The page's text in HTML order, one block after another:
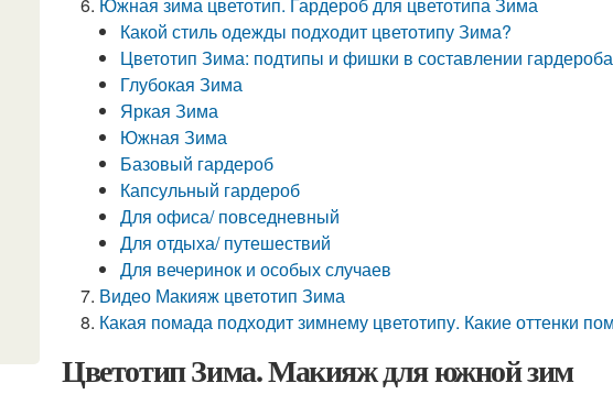
Какой стиль одежды подходит цветотипу Зима?
Цветотип Зима: подтипы и фишки в составлении гардероба
Глубокая Зима
Яркая Зима
Южная Зима
Базовый гардероб
Капсульный гардероб
Для офиса/ повседневный
Для отдыха/ путешествий
Для вечеринок и особых случаев
Видео Макияж цветотип Зима
Какая помада подходит зимнему цветотипу. Какие оттенки
Цветотип Зима. Макияж для южной зим